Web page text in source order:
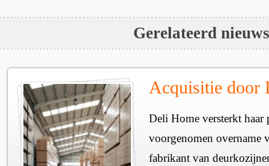
Gerelateerd nieuws
Acquisitie door
Deli Home versterkt haar
voorgenomen overname
fabrikant van